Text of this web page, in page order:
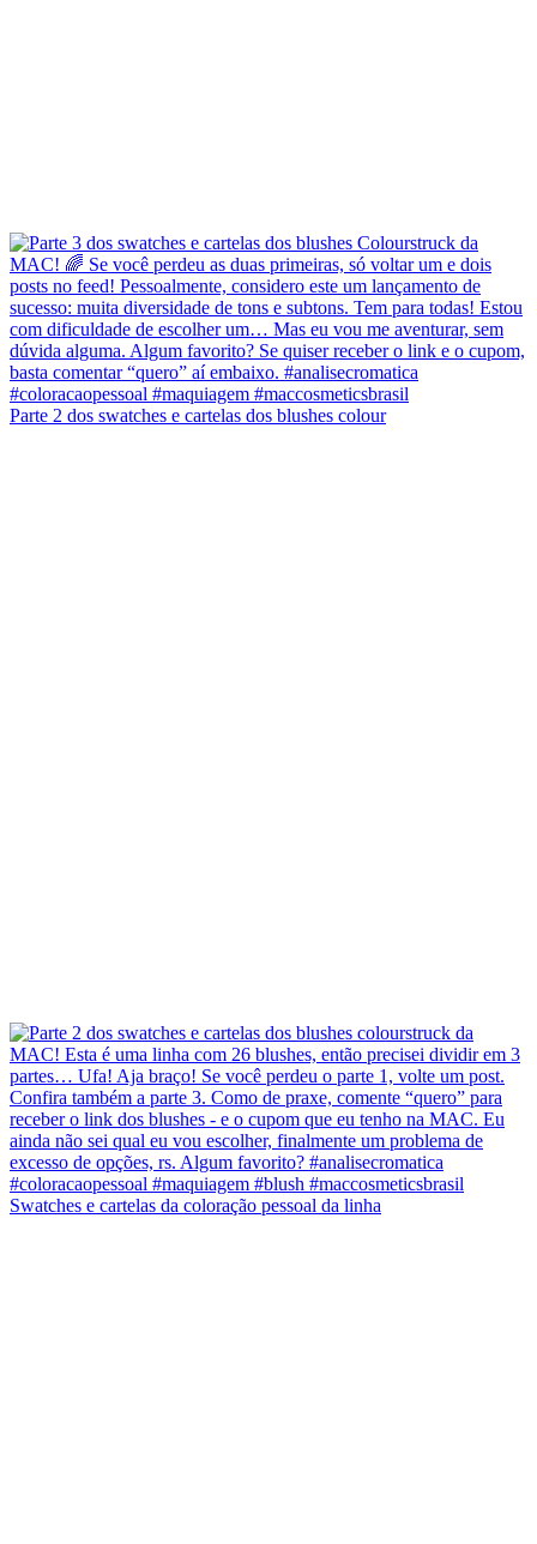
Parte 2 dos swatches e cartelas dos blushes colour
Swatches e cartelas da coloração pessoal da linha